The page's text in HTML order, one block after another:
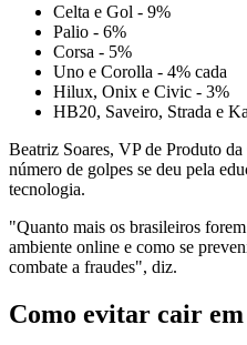
Celta e Gol - 9%
Palio - 6%
Corsa - 5%
Uno e Corolla - 4% cada
Hilux, Onix e Civic - 3%
HB20, Saveiro, Strada e
Beatriz Soares, VP de Produto
número de golpes se deu pela
tecnologia.
"Quanto mais os brasileiros
ambiente online e como se
combate a fraudes", diz.
Como evitar cair